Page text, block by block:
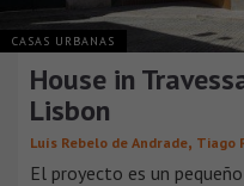
CASAS URBANAS
House in
Lisbon
Luís Rebelo de Andrade, Tiago
El proyecto es un